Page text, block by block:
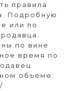
правила
Подробную
или по
по вине
время по
объеме.